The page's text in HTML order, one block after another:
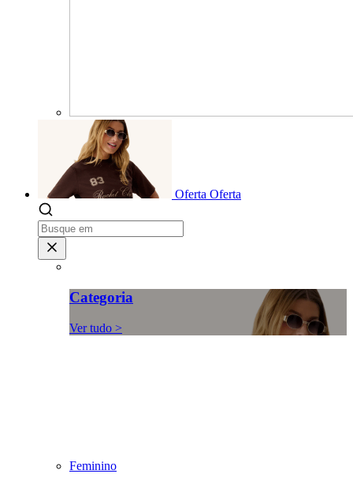
Oferta Oferta
Categoria
Ver tudo >
Feminino